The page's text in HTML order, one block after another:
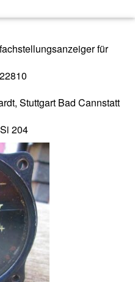
für
Stuttgart Bad Cannstatt
204